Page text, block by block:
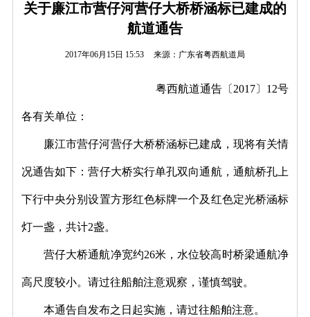
关于廉江市营仔河营仔大桥桥涵标已建成的
航道通告
2017年06月15日 15:53 来源：广东省粤西航道局
粤西航道通告〔 2017〕 12号
各有关单位：
廉江市营仔河营仔大桥桥涵标已建成，现将有关情
况通告如下：营仔大桥实行单孔双向通航，通航桥孔上
下行中央分别设置方形红色标牌一个及红色定光桥涵标
灯一盏，共计2盏。
营仔大桥通航净宽约26米，水位较高时桥梁通航净
高尺度较小。请过往船舶注意观察，谨慎驾驶。
本通告自发布之日起实施，请过往船舶注意。